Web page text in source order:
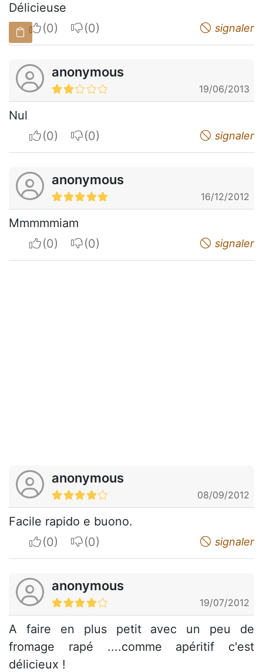
Délicieuse
I apreciateI do not appreciate signaler
anonymous
19/06/2013
Nul
I apreciateI do not appreciate signaler
anonymous
16/12/2012
Mmmmmiam
I apreciateI do not appreciate signaler
anonymous
08/09/2012
Facile rapido e buono.
I apreciateI do not appreciate signaler
anonymous
19/07/2012
A faire en plus petit avec un peu de
fromage rapé ....comme apéritif c'est
délicieux !